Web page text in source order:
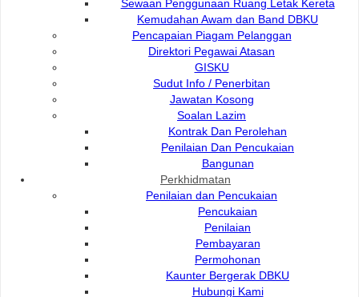
Sewaan Penggunaan Ruang Letak Kereta
Kemudahan Awam dan Band DBKU
Pencapaian Piagam Pelanggan
Direktori Pegawai Atasan
GISKU
Sudut Info / Penerbitan
Jawatan Kosong
Soalan Lazim
Kontrak Dan Perolehan
Penilaian Dan Pencukaian
Bangunan
Perkhidmatan
Penilaian dan Pencukaian
Pencukaian
Penilaian
Pembayaran
Permohonan
Kaunter Bergerak DBKU
Hubungi Kami
082-512200
adm@dbku.gov.my
Peta Lokasi
Pelawat Di Talian
Jumlah Pelawat